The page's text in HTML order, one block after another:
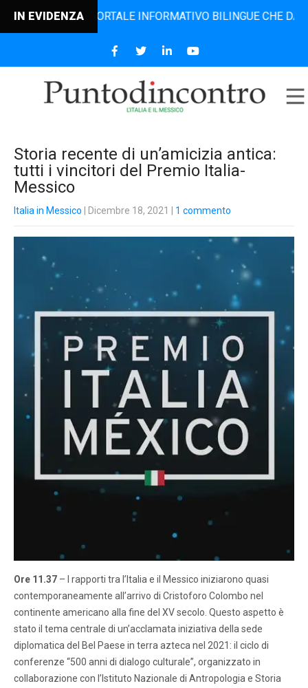
IN EVIDENZA
IL PORTALE INFORMATIVO BILINGUE CHE DAL 2006
Storia recente di un’amicizia antica:
tutti i vincitori del Premio Italia-
Messico
Italia in Messico | Dicembre 18, 2021 1 commento
Ore 11.37 – I rapporti tra l’Italia e il Messico iniziarono quasi
contemporaneamente all’arrivo di Cristoforo Colombo nel
continente americano alla fine del XV secolo. Questo aspetto è
stato il tema centrale di un’acclamata iniziativa della sede
diplomatica del Bel Paese in terra azteca nel 2021: il ciclo di
conferenze “500 anni di dialogo culturale”, organizzato in
collaborazione con l’Istituto Nazionale di Antropologia e Storia